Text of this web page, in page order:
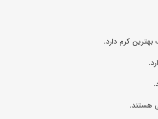
کرم دارد.
هستند.